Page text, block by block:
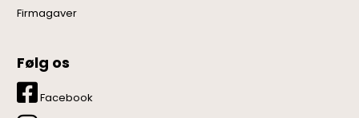
Firmagaver
Følg os
Facebook